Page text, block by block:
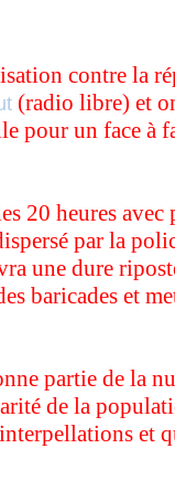
contre la
(radio libre) et
pour un face à
20 heures avec
par la
une dure
baricades et
partie de la
de la
et